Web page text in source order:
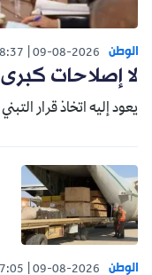
الوطن 09-08-2026
لا إصلاحات
يعود إليه اتخاذ قرار
الوطن 09-08-2026